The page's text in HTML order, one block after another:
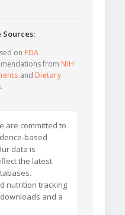
on FDA
from NIH
and Dietary
.
are committed to
based
data is
the latest
nutrition tracking
and a